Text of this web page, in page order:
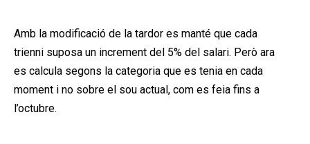
Amb la modificació de la tardor es manté que cada
trienni suposa un increment del 5% del salari. Però ara
es calcula segons la categoria que es tenia en cada
moment i no sobre el sou actual, com es feia fins a
l’octubre.